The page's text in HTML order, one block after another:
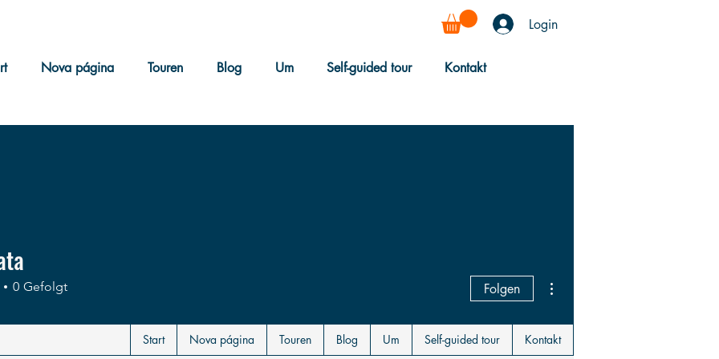
Login
Nova página Touren Blog Um Self-guided tour Kontakt
0 Gefolgt Folgen
Start Nova página Touren Blog Um Self-guided tour Kontakt